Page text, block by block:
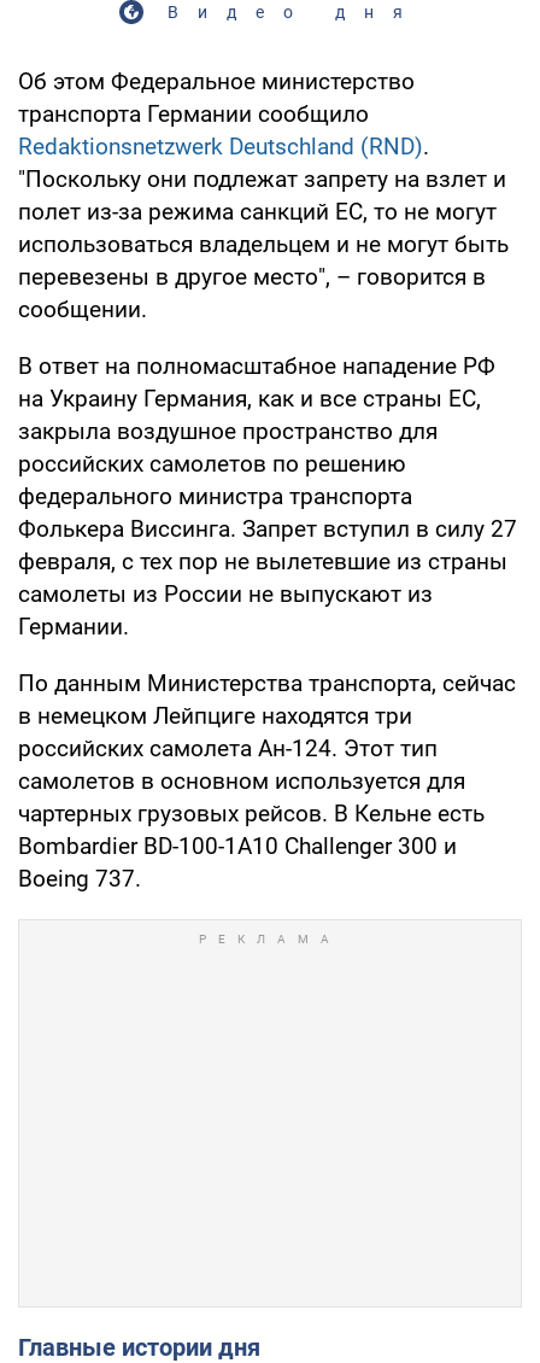
Видео дня
Об этом Федеральное министерство
транспорта Германии сообщило
Redaktionsnetzwerk Deutschland (RND).
"Поскольку они подлежат запрету на взлет и
полет из-за режима санкций ЕС, то не могут
использоваться владельцем и не могут быть
перевезены в другое место", – говорится в
сообщении.
В ответ на полномасштабное нападение РФ
на Украину Германия, как и все страны ЕС,
закрыла воздушное пространство для
российских самолетов по решению
федерального министра транспорта
Фолькера Виссинга. Запрет вступил в силу 27
февраля, с тех пор не вылетевшие из страны
самолеты из России не выпускают из
Германии.
По данным Министерства транспорта, сейчас
в немецком Лейпциге находятся три
российских самолета Ан-124. Этот тип
самолетов в основном используется для
чартерных грузовых рейсов. В Кельне есть
Bombardier BD-100-1A10 Challenger 300 и
Boeing 737.
Главные истории дня